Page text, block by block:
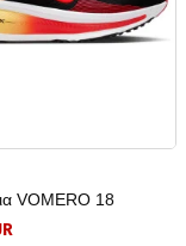
VOMERO 18